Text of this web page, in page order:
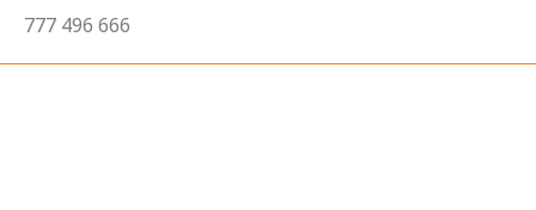
777 496 666